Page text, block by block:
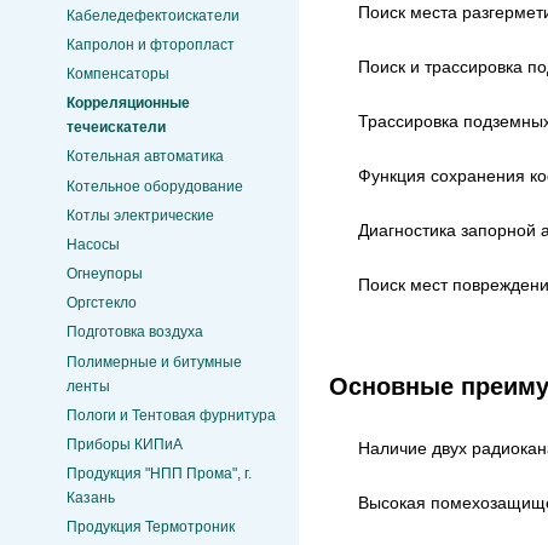
Кабеледефектоискатели
Капролон и фторопласт
Компенсаторы
Корреляционные
течеискатели
Котельная автоматика
Котельное оборудование
Котлы электрические
Насосы
Огнеупоры
Оргстекло
Подготовка воздуха
Полимерные и битумные
ленты
Пологи и Тентовая фурнитура
Приборы КИПиА
Продукция "НПП Прома", г.
Казань
Продукция Термотроник
Поиск места
Поиск и трассировка
Трассировка
Функция сохранения
Диагностика запорной
Поиск мест
Основные
Наличие двух
Высокая